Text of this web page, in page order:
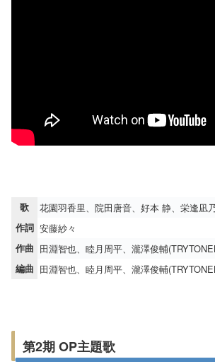
歌 花園羽香里、院田唐音、好本 静、栄逢凪
作詞 安藤紗々
作曲 田淵智也、睦月周平、瀧澤俊輔
編曲 田淵智也、睦月周平、瀧澤俊輔
第2期 OP主題歌